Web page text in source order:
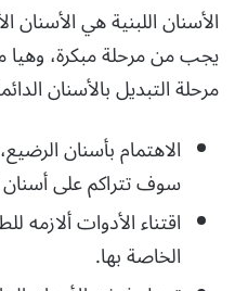
الأسنان اللبنية هي الأسنان
يجب من مرحلة مبكرة، وهيا
مرحلة التبديل بالأسنان
الاهتمام بأسنان
سوف تتراكم على
اقتناء الأدوات
الخاصة بها.